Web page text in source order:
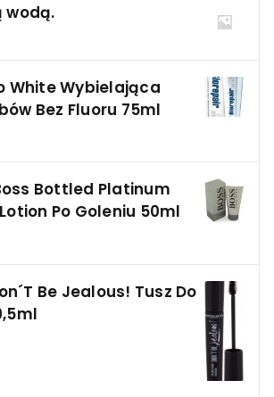
wodą.
White Wybielająca
Bez Fluoru 75ml
Bottled Platinum
Po Goleniu 50ml
Be Jealous! Tusz Do